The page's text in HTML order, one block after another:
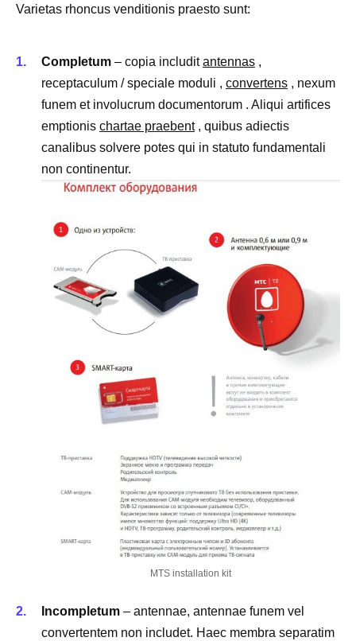
Varietas rhoncus venditionis praesto sunt:
Completum – copia includitantennas ,
receptaculum / speciale moduli , convertens , nexum
funem et involucrum documentorum . Aliqui artifices
emptionis chartae praebent, quibus adiectis
canalibus solvere potes qui in statuto fundamentali
non continentur.
MTS installation kit
Incompletum – antennae, antennae funem vel
convertentem non includet. Haec membra separatim